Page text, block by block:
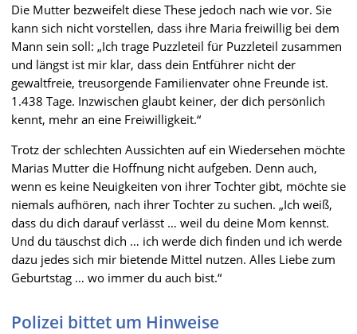
Die Mutter bezweifelt diese These jedoch nach wie vor. Sie
kann sich nicht vorstellen, dass ihre Maria freiwillig bei dem
Mann sein soll: „Ich trage Puzzleteil für Puzzleteil zusammen
und längst ist mir klar, dass dein Entführer nicht der
gewaltfreie, treusorgende Familienvater ohne Freunde ist.
1.438 Tage. Inzwischen glaubt keiner, der dich persönlich
kennt, mehr an eine Freiwilligkeit.“
Trotz der schlechten Aussichten auf ein Wiedersehen möchte
Marias Mutter die Hoffnung nicht aufgeben. Denn auch,
wenn es keine Neuigkeiten von ihrer Tochter gibt, möchte sie
niemals aufhören, nach ihrer Tochter zu suchen. „Ich weiß,
dass du dich darauf verlässt … weil du deine Mom kennst.
Und du täuschst dich … ich werde dich finden und ich werde
dazu jedes sich mir bietende Mittel nutzen. Alles Liebe zum
Geburtstag … wo immer du auch bist.“
Polizei bittet um Hinweise